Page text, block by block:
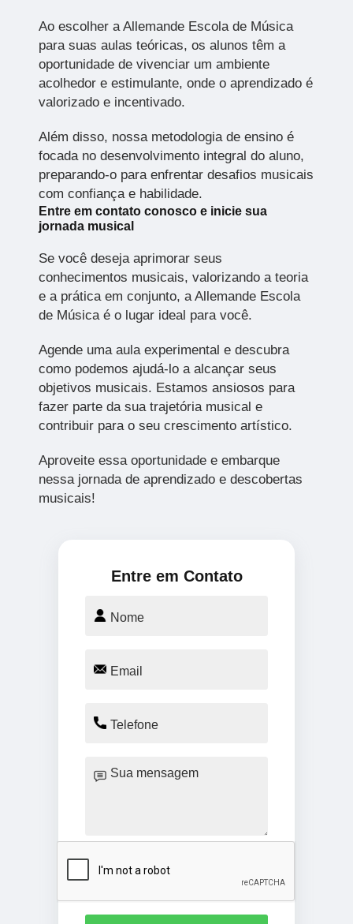
Ao escolher a Allemande Escola de Música
para suas aulas teóricas, os alunos têm a
oportunidade de vivenciar um ambiente
acolhedor e estimulante, onde o aprendizado é
valorizado e incentivado.
Além disso, nossa metodologia de ensino é
focada no desenvolvimento integral do aluno,
preparando-o para enfrentar desafios musicais
com confiança e habilidade.
Entre em contato conosco e inicie sua
jornada musical
Se você deseja aprimorar seus
conhecimentos musicais, valorizando a teoria
e a prática em conjunto, a Allemande Escola
de Música é o lugar ideal para você.
Agende uma aula experimental e descubra
como podemos ajudá-lo a alcançar seus
objetivos musicais. Estamos ansiosos para
fazer parte da sua trajetória musical e
contribuir para o seu crescimento artístico.
Aproveite essa oportunidade e embarque
nessa jornada de aprendizado e descobertas
musicais!
Entre em Contato